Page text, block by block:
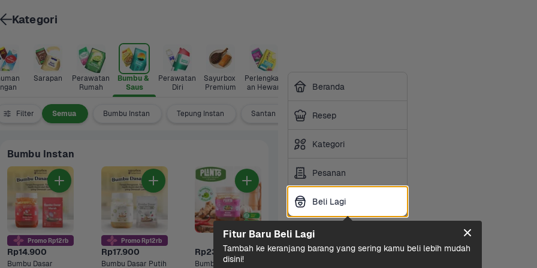
Sarapan
Perawatan
Rumah
Bumbu &
Saus
Perawatan
Diri
Sayurbox
Premium
Perlengkap
an Hewan
Masak
Filter Semua Bumbu Instan Tepung Instan Santan Saus & Marinasi
Bumbu Instan
Promo Rp12rb
Rp14.900
Bumbu Dasar
Promo Rp12rb
Rp17.900
Bumbu Dasar Putih
Rp23.200
Bumbu Rendang
Beranda
Resep
Kategori
Pesanan
Beli Lagi
Kategori
Beli Lagi
Fitur Baru Beli Lagi
Tambah ke keranjang barang yang sering kamu beli lebih mudah
disini!